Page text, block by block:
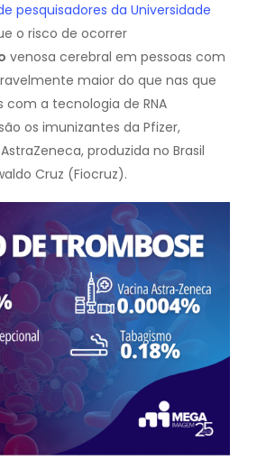
pesquisadores da Universidade
o risco de ocorrer
venosa cerebral em pessoas com
maior do que nas que
a tecnologia de RNA
os imunizantes da Pfizer,
produzida no Brasil
Cruz (Fiocruz).